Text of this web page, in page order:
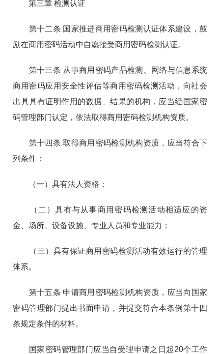
第三章 检测认证
第十二条 国家推进商用密码检测认证体系建设，鼓
励在商用密码活动中自愿接受商用密码检测认证。
第十三条 从事商用密码产品检测、网络与信息系统
商用密码应用安全性评估等商用密码检测活动，向社会
出具具有证明作用的数据、结果的机构，应当经国家密
码管理部门认定，依法取得商用密码检测机构资质。
第十四条 取得商用密码检测机构资质，应当符合下
列条件：
（一）具有法人资格；
（二）具有与从事商用密码检测活动相适应的资
金、场所、设备设施、专业人员和专业能力；
（三）具有保证商用密码检测活动有效运行的管理
体系。
第十五条 申请商用密码检测机构资质，应当向国家
密码管理部门提出书面申请，并提交符合本条例第十四
条规定条件的材料。
国家密码管理部门应当自受理申请之日起20个工作